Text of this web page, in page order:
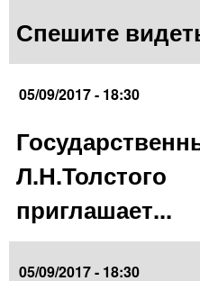
Спешите
05/09/2017 - 18:30
Л.Н.Толстого
приглашает...
05/09/2017 - 18:30